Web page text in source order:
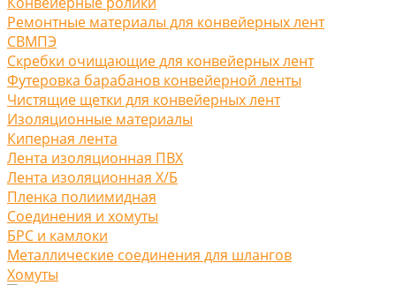
Ремонтные материалы для конвейерных лент
СВМПЭ
Скребки очищающие для конвейерных лент
Футеровка барабанов конвейерной ленты
Чистящие щетки для конвейерных лент
Изоляционные материалы
Киперная лента
Лента изоляционная ПВХ
Лента изоляционная Х/Б
Пленка полиимидная
Соединения и хомуты
БРС и камлоки
Металлические соединения для шлангов
Хомуты